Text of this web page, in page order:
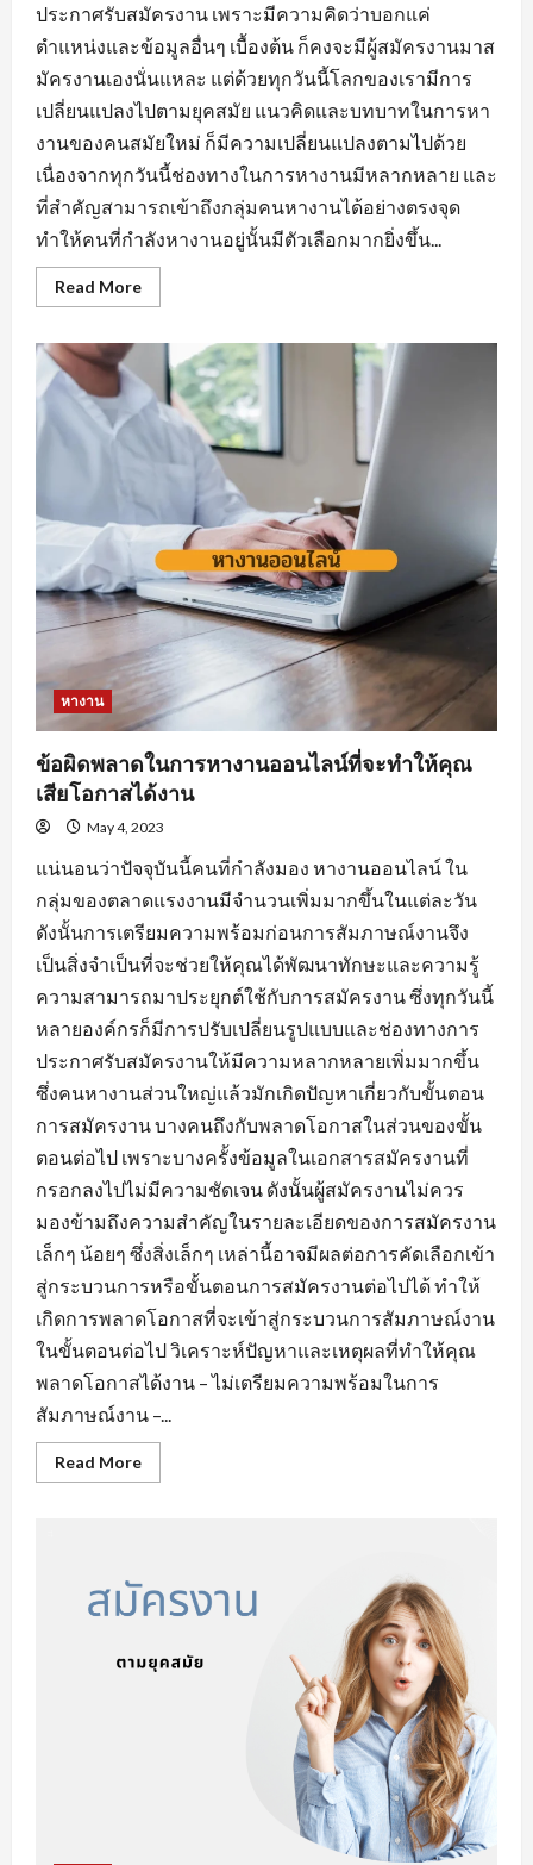
ประกาศรับสมัครงาน เพราะมีความคิดว่าบอกแค่
ตำแหน่งและข้อมูลอื่นๆ เบื้องต้น ก็คงจะมีผู้สมัครงานมาส
มัครงานเองนั่นแหละ แต่ด้วยทุกวันนี้โลกของเรามีการ
เปลี่ยนแปลงไปตามยุคสมัย แนวคิดและบทบาทในการหา
งานของคนสมัยใหม่ ก็มีความเปลี่ยนแปลงตามไปด้วย
เนื่องจากทุกวันนี้ช่องทางในการหางานมีหลากหลาย และ
ที่สำคัญสามารถเข้าถึงกลุ่มคนหางานได้อย่างตรงจุด
ทำให้คนที่กำลังหางานอยู่นั้นมีตัวเลือกมากยิ่งขึ้น...
Read MoreRead
more
เหล็ก
ของ
การ
หา
งาน
อุตสาหกรรม
หนองแค
ต้อง
มี
หางาน
ข้อผิดพลาดในการหางานออนไลน์ที่จะทำให้คุณ
เสียโอกาสได้งาน
May 4, 2023
แน่นอนว่าปัจจุบันนี้คนที่กำลังมอง หางานออนไลน์ ใน
กลุ่มของตลาดแรงงานมีจำนวนเพิ่มมากขึ้นในแต่ละวัน
ดังนั้นการเตรียมความพร้อมก่อนการสัมภาษณ์งานจึง
เป็นสิ่งจำเป็นที่จะช่วยให้คุณได้พัฒนาทักษะและความรู้
ความสามารถมาประยุกต์ใช้กับการสมัครงาน ซึ่งทุกวันนี้
หลายองค์กรก็มีการปรับเปลี่ยนรูปแบบและช่องทางการ
ประกาศรับสมัครงานให้มีความหลากหลายเพิ่มมากขึ้น
ซึ่งคนหางานส่วนใหญ่แล้วมักเกิดปัญหาเกี่ยวกับขั้นตอน
การสมัครงาน บางคนถึงกับพลาดโอกาสในส่วนของขั้น
ตอนต่อไป เพราะบางครั้งข้อมูลในเอกสารสมัครงานที่
กรอกลงไปไม่มีความชัดเจน ดังนั้นผู้สมัครงานไม่ควร
มองข้ามถึงความสำคัญในรายละเอียดของการสมัครงาน
เล็กๆ น้อยๆ ซึ่งสิ่งเล็กๆ เหล่านี้อาจมีผลต่อการคัดเลือกเข้า
สู่กระบวนการหรือขั้นตอนการสมัครงานต่อไปได้ ทำให้
เกิดการพลาดโอกาสที่จะเข้าสู่กระบวนการสัมภาษณ์งาน
ในขั้นตอนต่อไป วิเคราะห์ปัญหาและเหตุผลที่ทำให้คุณ
พลาดโอกาสได้งาน – ไม่เตรียมความพร้อมในการ
สัมภาษณ์งาน –...
Read MoreRead
more
หา
งาน
จะ
ทำให้